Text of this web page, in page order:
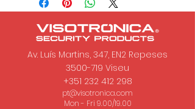
Av. Luís Martins, 347, EN2 Repeses
3500-719 Viseu
+351 232 412 298
pt@visotronica.com
Mon - Fri 9.00/19.00